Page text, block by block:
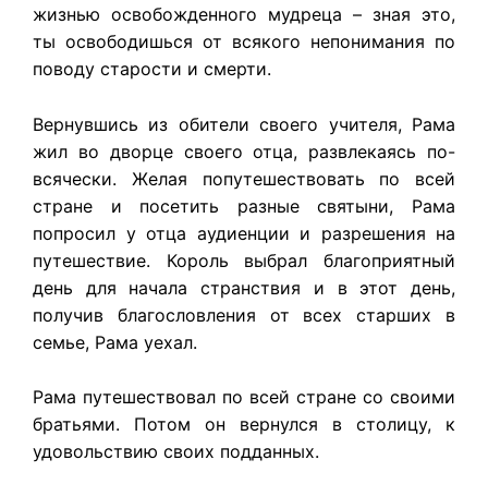
жизнью освобожденного мудреца – зная это,
ты освободишься от всякого непонимания по
поводу старости и смерти.
Вернувшись из обители своего учителя, Рама
жил во дворце своего отца, развлекаясь по-
всячески. Желая попутешествовать по всей
стране и посетить разные святыни, Рама
попросил у отца аудиенции и разрешения на
путешествие. Король выбрал благоприятный
день для начала странствия и в этот день,
получив благословления от всех старших в
семье, Рама уехал.
Рама путешествовал по всей стране со своими
братьями. Потом он вернулся в столицу, к
удовольствию своих подданных.